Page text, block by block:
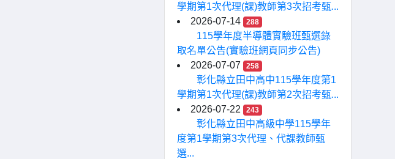
學期第1次代理(課)教師第3次招考甄...
2026-07-14
288
115學年度半導體實驗班甄選錄
取名單公告(實驗班網頁同步公告)
2026-07-07
258
彰化縣立田中高中115學年度第1
學期第1次代理(課)教師第2次招考甄...
2026-07-22
243
彰化縣立田中高級中學115學年
度第1學期第3次代理、代課教師甄
選...